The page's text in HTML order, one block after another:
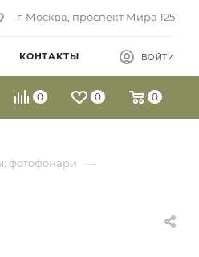
г. Москва, проспект Мира 125
КОНТАКТЫ ВОЙТИ
0 0 0
фотофонари —